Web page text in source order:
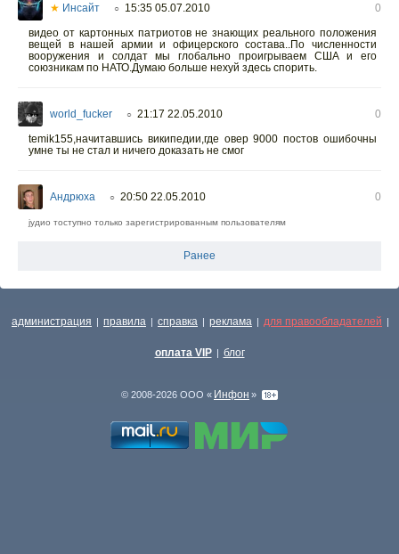
★ Инсайт ○ 15:35 05.07.2010
0
видео от картонных патриотов не знающих реального положения
вещей в нашей армии и офицерского состава..По численности
вооружения и солдат мы глобально проигрываем США и его
союзникам по НАТО.Думаю больше нехуй здесь спорить.
world_fucker ○ 21:17 22.05.2010
0
temik155,начитавшись википедии,где овер 9000 постов ошибочны
умне ты не стал и ничего доказать не смог
Андрюха ○ 20:50 22.05.2010 0
јудио тоступно только зарегистрированным пользователям
Ранее
администрация | правила | справка | реклама | для правообладателей |
оплата VIP | блог
© 2008-2026 ООО « Инфон »